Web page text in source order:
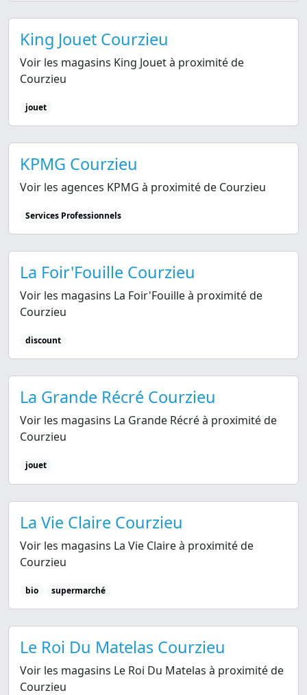
King Jouet Courzieu
Voir les magasins King Jouet à proximité de
Courzieu
jouet
KPMG Courzieu
Voir les agences KPMG à proximité de Courzieu
Services Professionnels
La Foir'Fouille Courzieu
Voir les magasins La Foir'Fouille à proximité de
Courzieu
discount
La Grande Récré Courzieu
Voir les magasins La Grande Récré à proximité de
Courzieu
jouet
La Vie Claire Courzieu
Voir les magasins La Vie Claire à proximité de
Courzieu
bio supermarché
Le Roi Du Matelas Courzieu
Voir les magasins Le Roi Du Matelas à proximité de
Courzieu